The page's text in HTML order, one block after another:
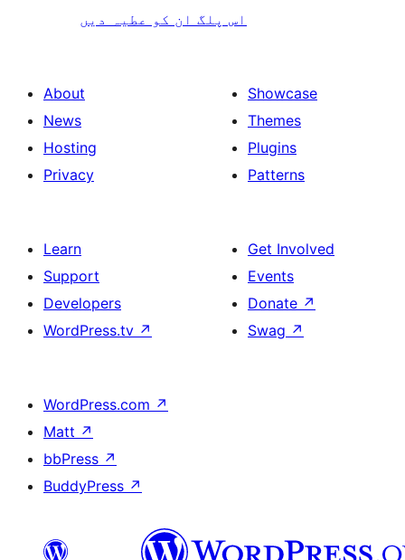
اس پلگ ان کو عطیہ دیں
About
News
Hosting
Privacy
Showcase
Themes
Plugins
Patterns
Learn
Support
Developers
WordPress.tv ↗
Get Involved
Events
Donate ↗
Swag ↗
WordPress.com ↗
Matt ↗
bbPress ↗
BuddyPress ↗